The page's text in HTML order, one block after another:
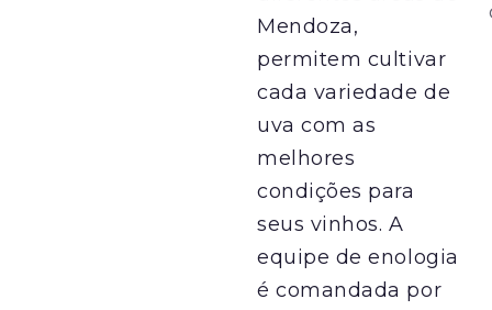
Mendoza,
permitem cultivar
cada variedade de
uva com as
melhores
condições para
seus vinhos. A
equipe de enologia
é comandada por